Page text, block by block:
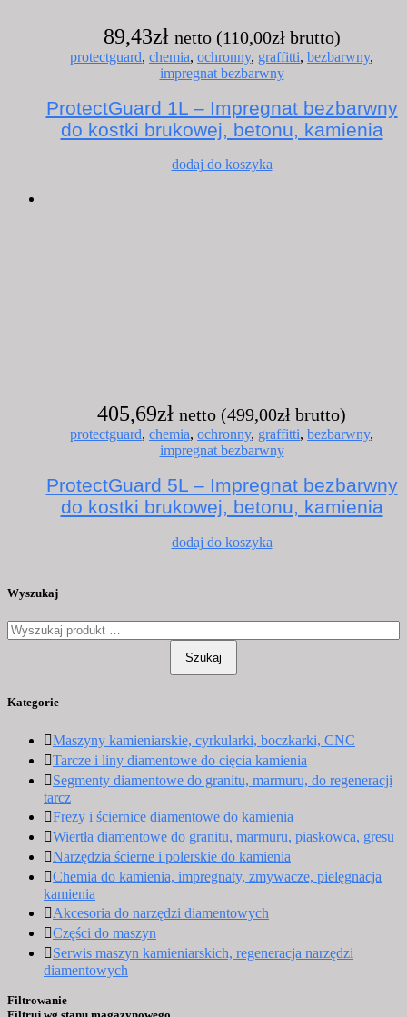
89,43zł netto (110,00złbrutto)
protectguard, chemia, ochronny, graffitti, bezbarwny,
impregnat bezbarwny
ProtectGuard 1L – Impregnat bezbarwny
do kostki brukowej, betonu, kamienia
dodaj do koszyka
405,69zł netto (499,00zł brutto)
protectguard, chemia, ochronny, graffitti, bezbarwny,
impregnat bezbarwny
ProtectGuard 5L – Impregnat bezbarwny
do kostki brukowej, betonu, kamienia
dodaj do koszyka
Wyszukaj
Szukaj
Kategorie
Maszyny kamieniarskie, cyrkularki, boczkarki, CNC
Tarcze i liny diamentowe do cięcia kamienia
Segmenty diamentowe do granitu, marmuru, do regeneracji
tarcz
Frezy i ściernice diamentowe do kamienia
Wiertła diamentowe do granitu, marmuru, piaskowca, gresu
Narzędzia ścierne i polerskie do kamienia
Chemia do kamienia, impregnaty, zmywacze, pielęgnacja
kamienia
Akcesoria do narzędzi diamentowych
Części do maszyn
Serwis maszyn kamieniarskich, regeneracja narzędzi
diamentowych
Filtrowanie